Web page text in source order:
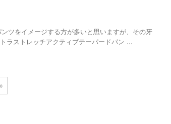
ツをイメージする方が多いと思いますが、その牙
ラストレッチアクティブテーパードパン ...